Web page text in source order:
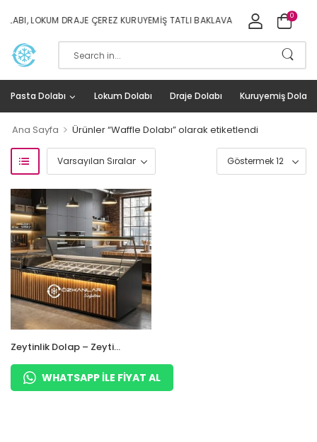
LOKUM DRAJE ÇEREZ KURUYEMIŞ TATLI BAKLAVA DOLAPLARI İMALAT
0
Pasta Dolabı Lokum Dolabı Draje Dolabı Kuruyemiş Dolabı
Ana Sayfa > Ürünler “Waffle Dolabı” olarak etiketlendi
Zeytinlik Dolap – Zeytin
WHATSAPP ILE FIYAT AL